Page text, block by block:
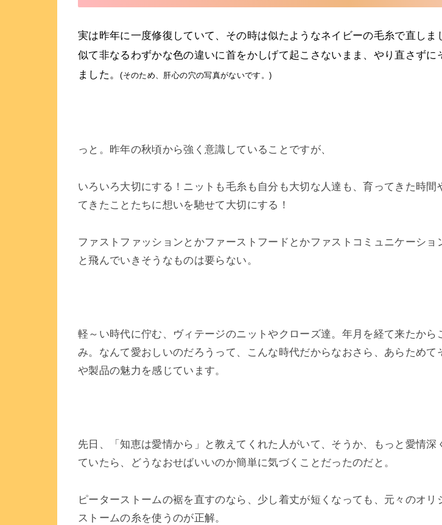
実は昨年に一度修復していて、その時は似たようなネイビーの毛糸で直しま
似て非なるわずかな色の違いに首をかしげて起こさないまま、やり直さずに
ました。(そのため、肝心の穴の写真がないです。)
っと。昨年の秋頃から強く意識していることですが、
いろいろ大切にする！ニットも毛糸も自分も大切な人達も、育ってきた時間
てきたことたちに想いを馳せて大切にする！
ファストファッションとかファーストフードとかファストコミュニケーショ
と飛んでいきそうなものは要らない。
軽～い時代に佇む、ヴィテージのニットやクローズ達。年月を経て来たから
み。なんて愛おしいのだろうって、こんな時代だからなおさら、あらためて
や製品の魅力を感じています。
先日、「知恵は愛情から」と教えてくれた人がいて、そうか、もっと愛情深
ていたら、どうなおせばいいのか簡単に気づくことだったのだと。
ピーターストームの裾を直すのなら、少し着丈が短くなっても、元々のオリ
ストームの糸を使うのが正解。